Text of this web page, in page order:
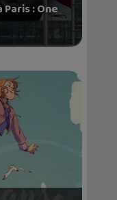
: One